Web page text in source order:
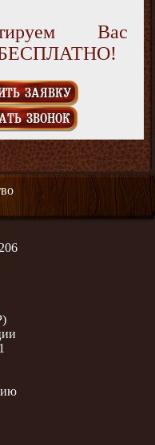
Вас
БЕСПЛАТНО!
ЗАЯВКУ
ЗВОНОК